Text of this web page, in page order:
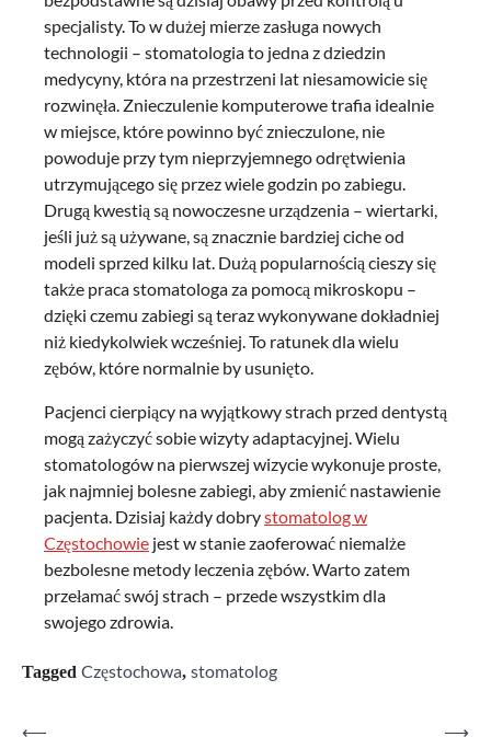
specjalisty. To w dużej mierze zasługa nowych
technologii – stomatologia to jedna z dziedzin
medycyny, która na przestrzeni lat niesamowicie się
rozwinęła. Znieczulenie komputerowe trafia idealnie
w miejsce, które powinno być znieczulone, nie
powoduje przy tym nieprzyjemnego odrętwienia
utrzymującego się przez wiele godzin po zabiegu.
Drugą kwestią są nowoczesne urządzenia – wiertarki,
jeśli już są używane, są znacznie bardziej ciche od
modeli sprzed kilku lat. Dużą popularnością cieszy się
także praca stomatologa za pomocą mikroskopu –
dzięki czemu zabiegi są teraz wykonywane dokładniej
niż kiedykolwiek wcześniej. To ratunek dla wielu
zębów, które normalnie by usunięto.
Pacjenci cierpiący na wyjątkowy strach przed dentystą
mogą zażyczyć sobie wizyty adaptacyjnej. Wielu
stomatologów na pierwszej wizycie wykonuje proste,
jak najmniej bolesne zabiegi, aby zmienić nastawienie
pacjenta. Dzisiaj każdy dobrystomatolog w
Częstochowie jest w stanie zaoferować niemalże
bezbolesne metody leczenia zębów. Warto zatem
przełamać swój strach – przede wszystkim dla
swojego zdrowia.
Tagged Częstochowa, stomatolog
⟵ ⟶